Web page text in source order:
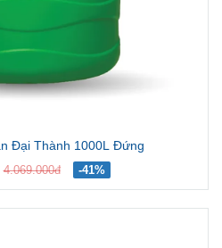
Đại Thành 1000L Đứng
4.069.000đ -41%